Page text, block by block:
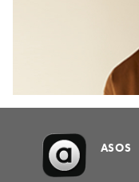
ASOS